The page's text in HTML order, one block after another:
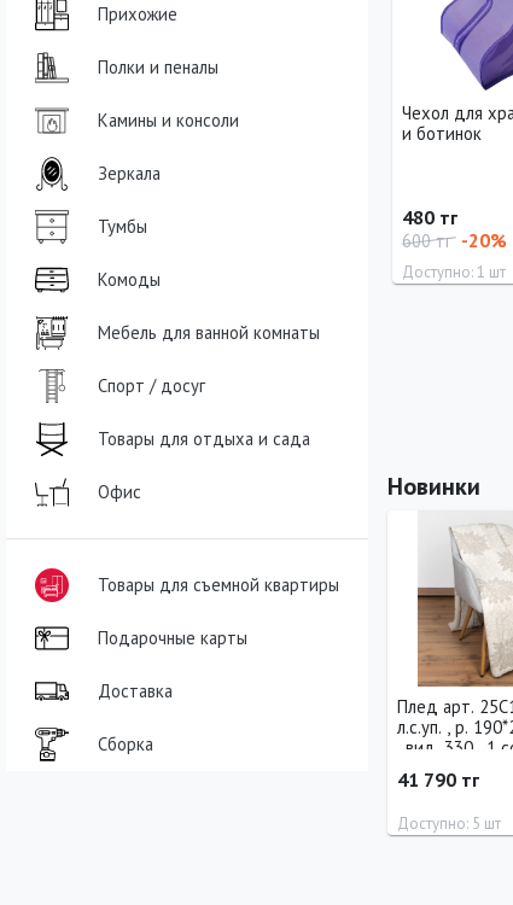
Прихожие
Полки и пеналы
Камины и консоли
Зеркала
Тумбы
Комоды
Мебель для ванной комнаты
Спорт / досуг
Товары для отдыха и сада
Офис
Товары для съемной квартиры
Подарочные карты
Доставка
Сборка
Часы песочные
Доступно: 1 шт
Чехол для
и ботинок
480 тг
600 тг -20%
Доступно: 1 шт
Новинки
Плед арт.
л.с.уп. , р.
, вид. 330 , 1
хлопок-19
41 790 тг
Доступно: 5 шт